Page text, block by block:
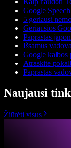
Kaip naudoti
Google
5 geriausi
Geriausios
Paprastas
Išsamus
Google kalbos
Atraskite
Paprastas
Naujausi
Žiūrėti visus